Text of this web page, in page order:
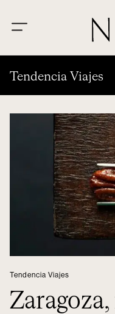
Tendencia Viajes
Tendencia Viajes